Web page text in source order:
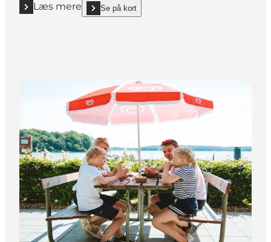
Læs mere
Læs mere "Hotel & Restaurant Fakkelgaarden -
Se på kort
show Hotel & Restaurant Fakkelgaarden -